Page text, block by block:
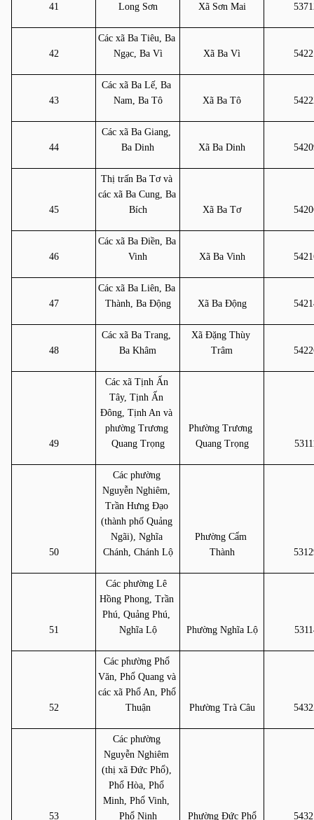
41
Long Sơn
Xã Sơn Mai
42
Các xã Ba Tiêu, Ba
Ngạc, Ba Vì
Xã Ba Vì
43
Các xã Ba Lế, Ba
Nam, Ba Tô
Xã Ba Tô
44
Các xã Ba Giang,
Ba Dinh
Xã Ba Dinh
45
Thị trấn Ba Tơ và
các xã Ba Cung, Ba
Bích
Xã Ba Tơ
46
Các xã Ba Điền, Ba
Vinh
Xã Ba Vinh
47
Các xã Ba Liên, Ba
Thành, Ba Động
Xã Ba Động
48
Các xã Ba Trang,
Ba Khâm
Xã Đặng Thùy
Trâm
49
Các xã Tịnh Ấn
Tây, Tịnh Ấn
Đông, Tịnh An và
phường Trương
Quang Trọng
Phường Trương
Quang Trọng
50
Các phường
Nguyễn Nghiêm,
Trần Hưng Đạo
(thành phố Quảng
Ngãi), Nghĩa
Chánh, Chánh Lộ
Phường Cẩm
Thành
51
Các phường Lê
Hồng Phong, Trần
Phú, Quảng Phú,
Nghĩa Lộ
Phường Nghĩa Lộ
52
Các phường Phổ
Văn, Phổ Quang và
các xã Phổ An, Phổ
Thuận
Phường Trà Câu
53
Các phường
Nguyễn Nghiêm
(thị xã Đức Phổ),
Phổ Hòa, Phổ
Minh, Phổ Vinh,
Phổ Ninh
Phường Đức Phổ